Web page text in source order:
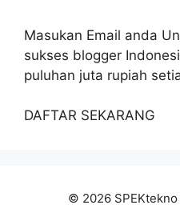
Masukan Email anda
sukses blogger
puluhan juta rupiah
DAFTAR SEKARANG
© 2026 SPEKtekno